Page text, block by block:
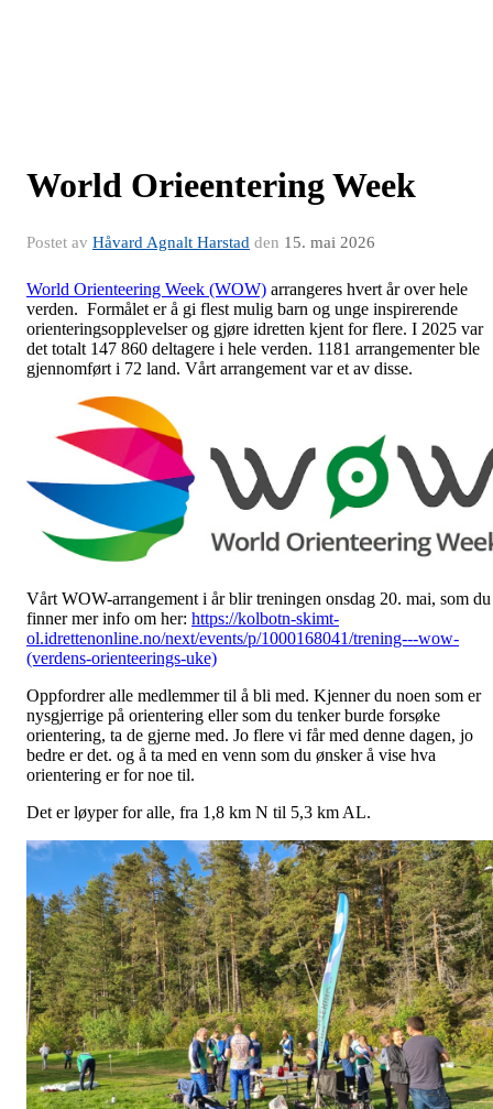
World Orieentering Week
Postet av Håvard Agnalt Harstad den 15. mai 2026
World Orienteering Week (WOW) arrangeres hvert år over hele
verden. Formålet er å gi flest mulig barn og unge inspirerende
orienteringsopplevelser og gjøre idretten kjent for flere. I 2025 var
det totalt 147 860 deltagere i hele verden. 1181 arrangementer ble
gjennomført i 72 land. Vårt arrangement var et av disse.
Vårt WOW-arrangement i år blir treningen onsdag 20. mai, som du
finner mer info om her: https://kolbotn-skimt-
ol.idrettenonline.no/next/events/p/1000168041/trening---wow-
(verdens-orienteerings-uke)
Oppfordrer alle medlemmer til å bli med. Kjenner du noen som er
nysgjerrige på orientering eller som du tenker burde forsøke
orientering, ta de gjerne med. Jo flere vi får med denne dagen, jo
bedre er det. og å ta med en venn som du ønsker å vise hva
orientering er for noe til.
Det er løyper for alle, fra 1,8 km N til 5,3 km AL.